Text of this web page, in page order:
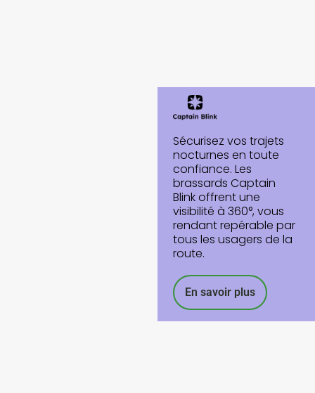
Sécurisez vos trajets
nocturnes en toute
confiance. Les
brassards Captain
Blink offrent une
visibilité à 360°, vous
rendant repérable par
tous les usagers de la
route.
En savoir plus